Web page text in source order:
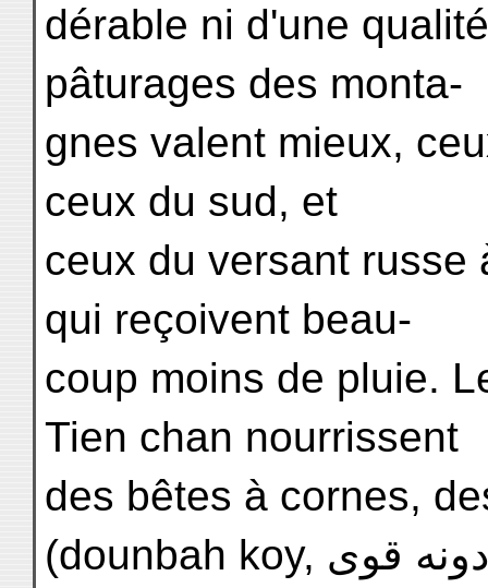
dérable ni d'une
pâturages des monta-
gnes valent mieux,
ceux du sud, et
ceux du versant russe
qui reçoivent beau-
coup moins de pluie.
Tien chan nourrissent
des bêtes à cornes,